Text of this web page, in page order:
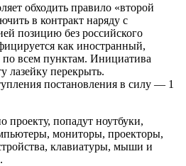
обходить правило «второй
в контракт наряду с
позицию без российского
как иностранный,
всем пунктам. Инициатива
лазейку перекрыть.
постановления в силу — 1
проекту, попадут ноутбуки,
мониторы, проекторы,
клавиатуры, мыши и